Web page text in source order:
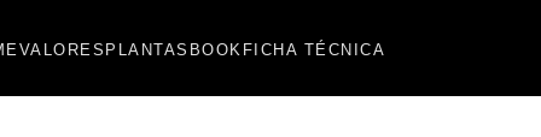
VALORES PLANTAS BOOK FICHA TÉCNICA